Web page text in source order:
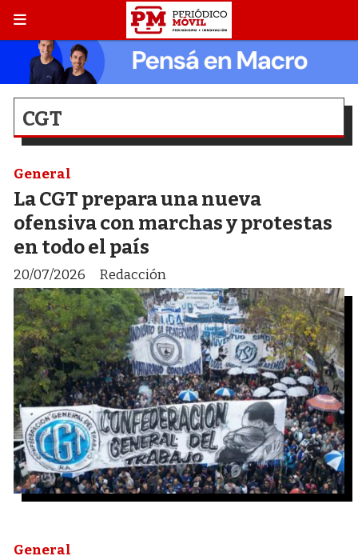
CGT
La CGT prepara una nueva
ofensiva con marchas y protestas
en todo el país
Redacción
General
20/07/2026
General